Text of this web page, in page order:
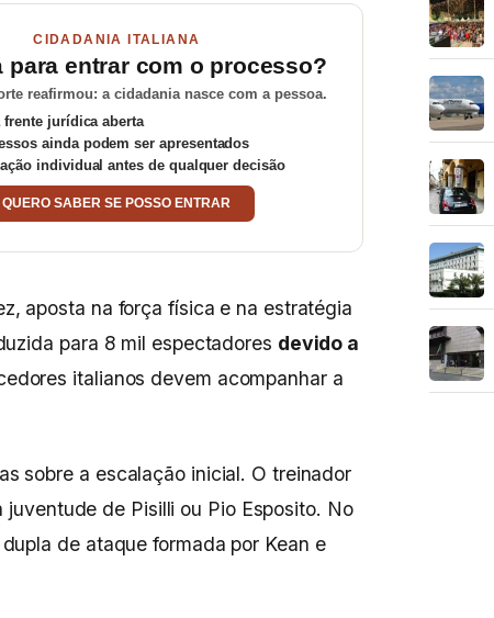
CIDADANIA ITALIANA
para entrar com o processo?
reafirmou: a cidadania nasce com a pessoa.
frente jurídica aberta
ainda podem ser apresentados
individual antes de qualquer decisão
QUERO SABER SE POSSO ENTRAR
aposta na força física e na estratégia
para 8 mil espectadores devido a
italianos devem acompanhar a
sobre a escalação inicial. O treinador
de Pisilli ou Pio Esposito. No
de ataque formada por Kean e